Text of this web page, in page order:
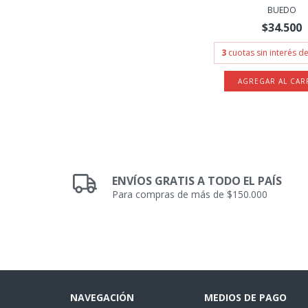
BUEDO
$34.500
3 cuotas sin interés
ENVÍOS GRATIS A TODO EL PAÍS
Para compras de más de $150.000
NAVEGACIÓN MEDIOS DE PAGO